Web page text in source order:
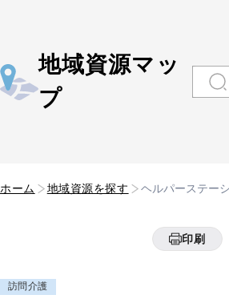
地域資源マッ
プ
ホーム 地域資源を探す
ヘルパーステー
印刷
訪問介護